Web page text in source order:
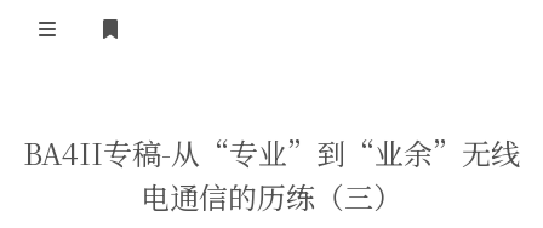
黄河事务
BA4II专稿-从“专业”到“业余”无线
电通信的历练（三）